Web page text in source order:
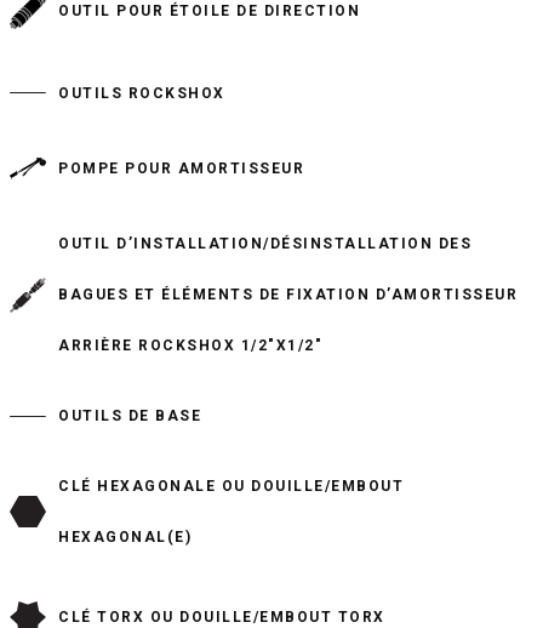
OUTIL POUR ÉTOILE DE DIRECTION
OUTILS ROCKSHOX
POMPE POUR AMORTISSEUR
OUTIL D’INSTALLATION/DÉSINSTALLATION DES
BAGUES ET ÉLÉMENTS DE FIXATION D’AMORTISSEUR
ARRIÈRE ROCKSHOX 1/2"X1/2"
OUTILS DE BASE
CLÉ HEXAGONALE OU DOUILLE/EMBOUT
HEXAGONAL(E)
CLÉ TORX OU DOUILLE/EMBOUT TORX